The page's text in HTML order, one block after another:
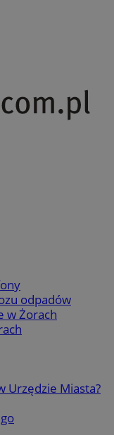
odpadów
w Żorach
Urzędzie Miasta?